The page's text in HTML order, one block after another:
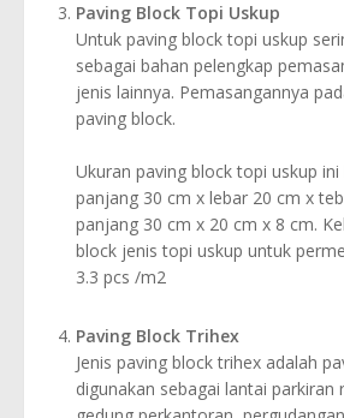
Paving Block Topi Uskup
Untuk paving block topi uskup
sebagai bahan pelengkap
jenis lainnya. Pemasangannya
paving block.
Ukuran paving block topi uskup
panjang 30 cm x lebar 20 cm x
panjang 30 cm x 20 cm x 8 cm.
block jenis topi uskup untuk
3.3 pcs /m2
Paving Block Trihex
Jenis paving block trihex adalah
digunakan sebagai lantai parkiran